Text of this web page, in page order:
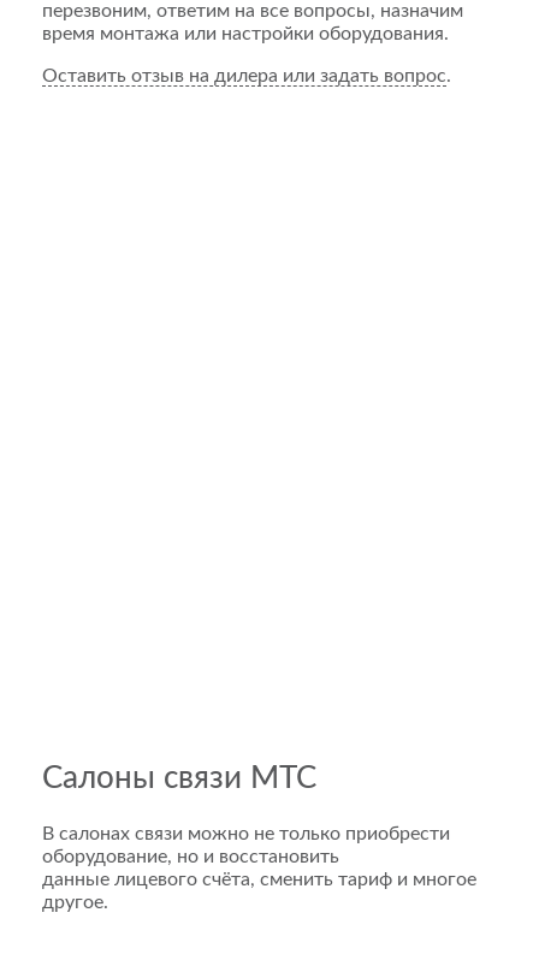
перезвоним, ответим на все вопросы, назначим
время монтажа или настройки оборудования.
Оставить отзыв на дилера или задать вопрос.
Салоны связи МТС
В салонах связи можно не только приобрести
оборудование, но и восстановить
данные лицевого счёта, сменить тариф и многое
другое.